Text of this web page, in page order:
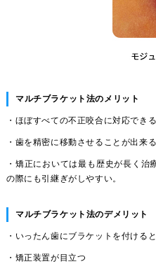
マルチブラケット法のメリット
・ほぼすべての不正咬合に対応できる
・歯を精密に移動させることが出来
・矯正においては最も歴史が長く
の際にも引継ぎがしやすい。
マルチブラケット法のデメリット
・いったん歯にブラケットを付ける
・矯正装置が目立つ